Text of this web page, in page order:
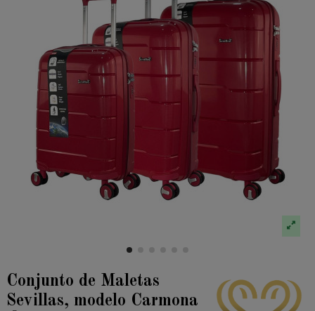
Conjunto de Maletas
Sevillas, modelo Carmona